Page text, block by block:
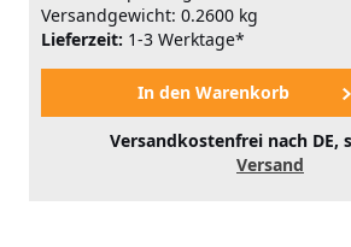
Versandgewicht: 0.2600 kg
Lieferzeit: 1-3 Werktage*
Versandkostenfrei nach DE,
Versand